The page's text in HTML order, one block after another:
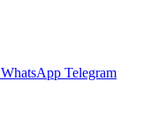
WhatsApp Telegram